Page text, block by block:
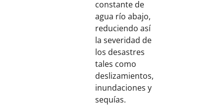
constante de
agua río abajo,
reduciendo así
la severidad de
los desastres
tales como
deslizamientos,
inundaciones y
sequías.